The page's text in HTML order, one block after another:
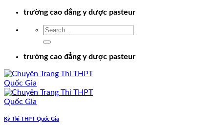
Chuyểntrường cao đẳng y dược pasteur
trường cao đẳng y dược pasteur
Kỳ Thi THPT Quốc Gia